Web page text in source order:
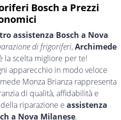
Bosch a Prezzi
assistenza Bosch a Nova
di frigoriferi,Archimede
la scelta migliore per te!
apparecchio in modo veloce
Monza Brianza rappresenta
di qualità, affidabilità e
riparazione e assistenza
a Nova Milanese.